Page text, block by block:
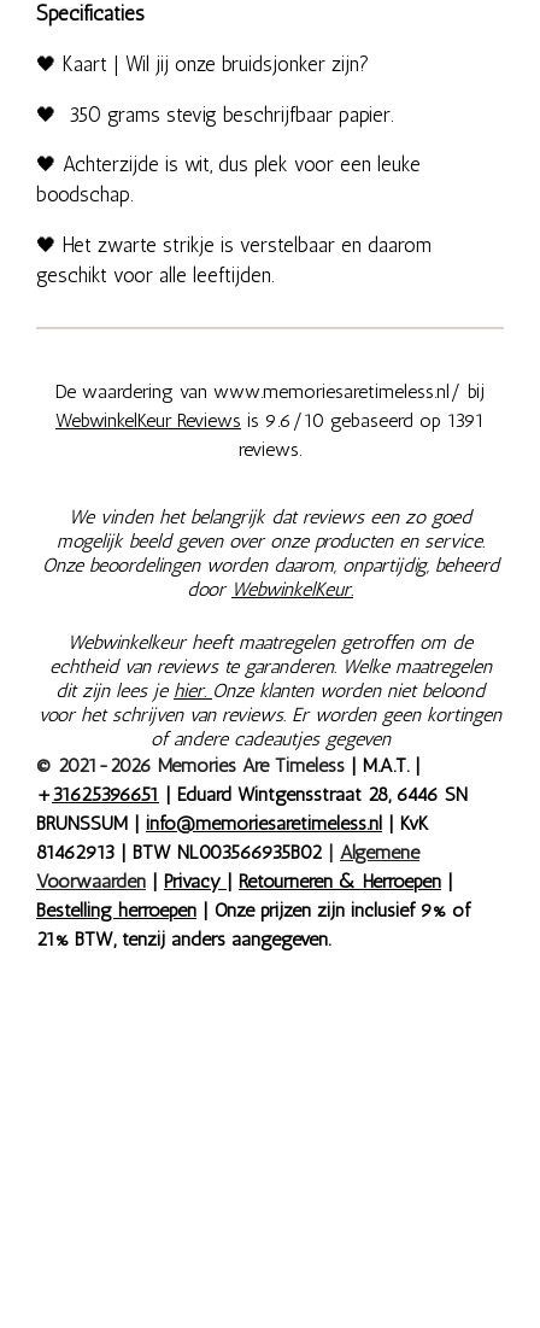
Specificaties
🖤 Kaart | Wil jij onze bruidsjonker zijn?
🖤 350 grams stevig beschrijfbaar papier.
🖤 Achterzijde is wit, dus plek voor een leuke
boodschap.
🖤 Het zwarte strikje is verstelbaar en daarom
geschikt voor alle leeftijden.
De waardering van www.memoriesaretimeless.nl/ bij
WebwinkelKeur Reviews is 9.6/10 gebaseerd op 1391
reviews.
We vinden het belangrijk dat reviews een zo goed
mogelijk beeld geven over onze producten en service.
Onze beoordelingen worden daarom, onpartijdig, beheerd
door WebwinkelKeur.
Webwinkelkeur heeft maatregelen getroffen om de
echtheid van reviews te garanderen. Welke maatregelen
dit zijn lees je hier. Onze klanten worden niet beloond
voor het schrijven van reviews. Er worden geen kortingen
of andere cadeautjes gegeven
© 2021-2026 Memories Are Timeless | M.A.T. |
+31625396651 | Eduard Wintgensstraat 28, 6446 SN
BRUNSSUM | info@memoriesaretimeless.nl | KvK
81462913 | BTW NL003566935B02 | Algemene
Voorwaarden | Privacy | Retourneren & Herroepen |
Bestelling herroepen | Onze prijzen zijn inclusief 9% of
21% BTW, tenzij anders aangegeven.